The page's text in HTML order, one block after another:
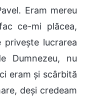
Eram mereu
ce-mi plăcea,
privește lucrarea
Dumnezeu, nu
eram și scârbită
deși credeam